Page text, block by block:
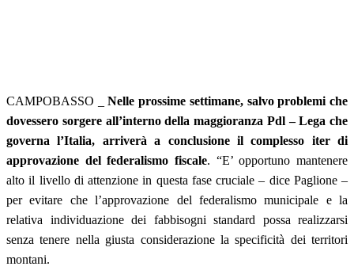
CAMPOBASSO _Nelle prossime settimane, salvo problemi che
dovessero sorgere all’interno della maggioranza Pdl – Lega che
governa l’Italia, arriverà a conclusione il complesso iter di
approvazione del federalismo fiscale. “E’ opportuno mantenere
alto il livello di attenzione in questa fase cruciale – dice Paglione –
per evitare che l’approvazione del federalismo municipale e la
relativa individuazione dei fabbisogni standard possa realizzarsi
senza tenere nella giusta considerazione la specificità dei territori
montani.